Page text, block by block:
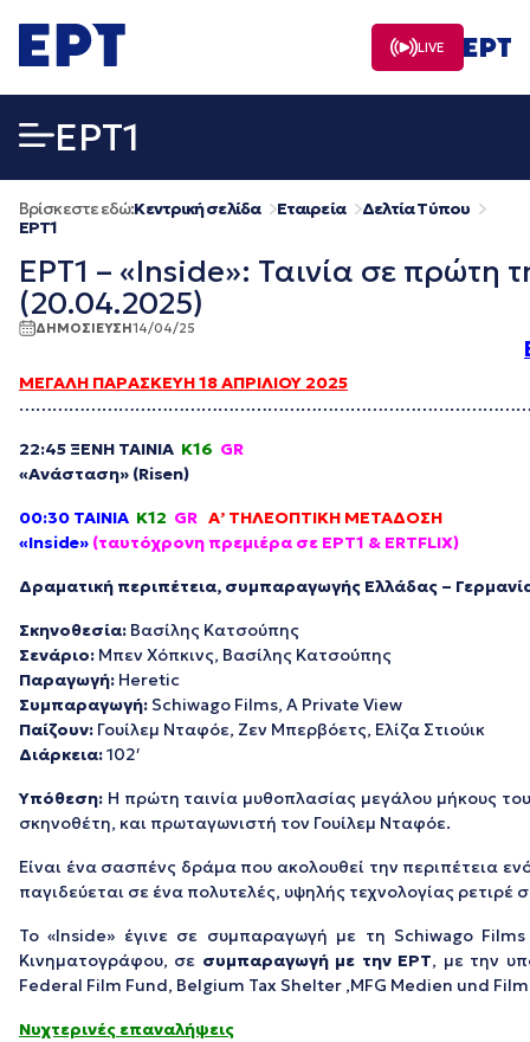
σε
περιεχόμενο
LIVE
EΡΤ1
Βρίσκεστε εδώ:Κεντρική σελίδα Εταιρεία
Δελτία Τύπου
EΡΤ1
ΕΡΤ1 – «Inside»: Ταινία σε πρώτη
(20.04.2025)
ΔΗΜΟΣΙΕΥΣΗ14/04/25
ΜΕΓΑΛΗ ΠΑΡΑΣΚΕΥΗ 18 ΑΠΡΙΛΙΟΥ 2025
22:45 ΞΕΝΗ ΤΑΙΝΙΑ Κ16 GR
«Ανάσταση» (Risen)
00:30 ΤΑΙΝΙΑ Κ12 GR Α’ ΤΗΛΕΟΠΤΙΚΗ ΜΕΤΑΔΟΣΗ
«Inside» (ταυτόχρονη πρεμιέρα σε ΕΡΤ1 & ERTFLIX)
Δραματική περιπέτεια, συμπαραγωγής Ελλάδας –
Σκηνοθεσία: Βασίλης Κατσούπης
Σενάριο: Μπεν Χόπκινς, Βασίλης Κατσούπης
Παραγωγή: Heretic
Συμπαραγωγή: Schiwago Films, A Private View
Παίζουν: Γουίλεμ Νταφόε, Ζεν Μπερβόετς, Ελίζα Στιούικ
Διάρκεια:102′
Υπόθεση: Η πρώτη ταινία μυθοπλασίας μεγάλου μήκους
σκηνοθέτη, και πρωταγωνιστή τον Γουίλεμ Νταφόε.
Είναι ένα σασπένς δράμα που ακολουθεί την περιπέτεια
παγιδεύεται σε ένα πολυτελές, υψηλής τεχνολογίας ρετιρέ
Το «Inside» έγινε σε συμπαραγωγή με τη Schiwago
Κινηματογράφου, σε συμπαραγωγή με την ΕΡΤ, με την
Federal Film Fund, Belgium Tax Shelter ,MFG Medien und
Νυχτερινές επαναλήψεις